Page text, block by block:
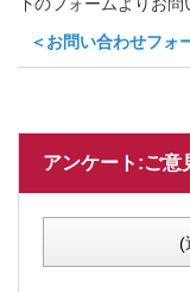
＜お問い合わせフォ
アンケート:ご意
(